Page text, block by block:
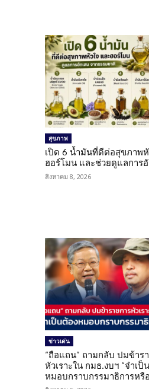
สุขภาพ
เปิด 6 น้ำมันที่ดีต่อสุขภาพหั
ฮอร์โมน และช่วยดูแลการอั
สิงหาคม 8, 2026
ข่าวเด่น
“ถือแถน” ถามกลับ ปมข้าร
หัวเราะใน กมธ.งบฯ “จำเป็
หมอบกราบกรรมาธิการหรือ